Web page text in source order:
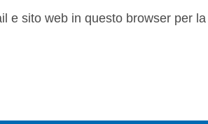
e sito web in questo browser per